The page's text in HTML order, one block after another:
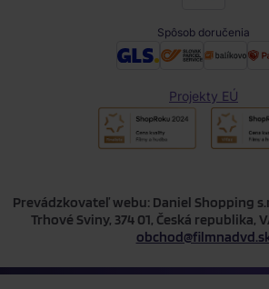
Spôsob doručenia
Projekty EÚ
Prevádzkovateľ webu: Daniel Shopping
Trhové Sviny, 374 01, Česká republika,